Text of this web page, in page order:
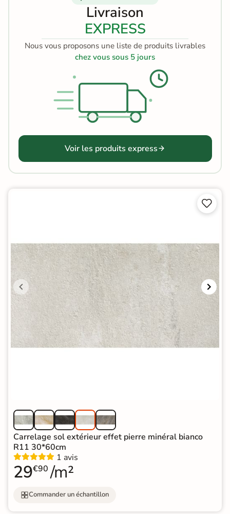
Livraison
EXPRESS
Nous vous proposons une liste de produits livrables
chez vous sous 5 jours
Voir les produits express


Carrelage sol extérieur effet pierre minéral bianco
R11 30*60cm
1 avis
29€90 /m²
Commander un échantillon